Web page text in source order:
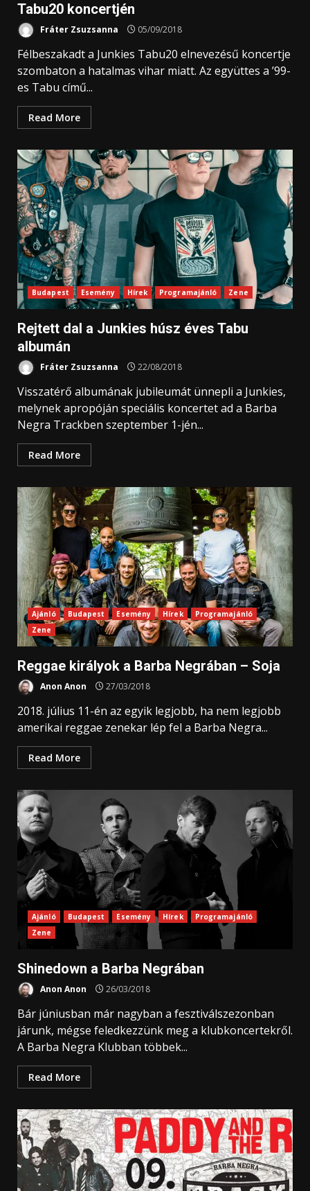
Tabu20 koncertjén
Fráter Zsuzsanna 05/09/2018
Félbeszakadt a Junkies Tabu20 elnevezésű koncertje
szombaton a hatalmas vihar miatt. Az együttes a ’99-
es Tabu című...
Read More
Budapest Esemény Hírek Programajánló Zene
Rejtett dal a Junkies húsz éves Tabu
albumán
Fráter Zsuzsanna 22/08/2018
Visszatérő albumának jubileumát ünnepli a Junkies,
melynek apropóján speciális koncertet ad a Barba
Negra Trackben szeptember 1-jén...
Read More
Ajánló Budapest Esemény Hírek
Programajánló
Zene
Reggae királyok a Barba Negrában – Soja
Anon Anon 27/03/2018
2018. július 11-én az egyik legjobb, ha nem legjobb
amerikai reggae zenekar lép fel a Barba Negra...
Read More
Ajánló Budapest Esemény Hírek
Programajánló
Zene
Shinedown a Barba Negrában
Anon Anon 26/03/2018
Bár júniusban már nagyban a fesztiválszezonban
járunk, mégse feledkezzünk meg a klubkoncertekről.
A Barba Negra Klubban többek...
Read More